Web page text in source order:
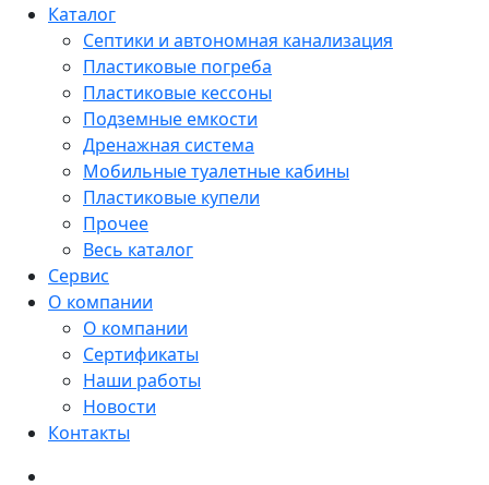
Каталог
Септики и автономная канализация
Пластиковые погреба
Пластиковые кессоны
Подземные емкости
Дренажная система
Мобильные туалетные кабины
Пластиковые купели
Прочее
Весь каталог
Сервис
О компании
О компании
Сертификаты
Наши работы
Новости
Контакты